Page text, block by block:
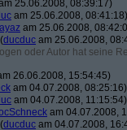
25.06.2008, 08:39:17)
am 25.06.2008, 08:41:18)
am 25.06.2008,
(ducduc am 25.06.2008,
oder Autor hat seine
26.06.2008, 15:54:45)
am 04.07.2008, 08:25:16)
am 04.07.2008, 11:15:54)
am 04.07.2008,
(ducduc am 04.07.2008,